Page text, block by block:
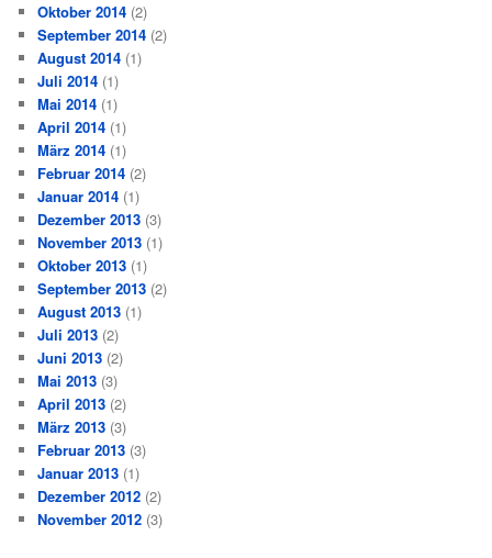
Oktober 2014 (2)
September 2014 (2)
August 2014 (1)
Juli 2014 (1)
Mai 2014 (1)
April 2014 (1)
März 2014 (1)
Februar 2014 (2)
Januar 2014 (1)
Dezember 2013 (3)
November 2013 (1)
Oktober 2013 (1)
September 2013 (2)
August 2013 (1)
Juli 2013 (2)
Juni 2013 (2)
Mai 2013 (3)
April 2013 (2)
März 2013 (3)
Februar 2013 (3)
Januar 2013 (1)
Dezember 2012 (2)
November 2012 (3)